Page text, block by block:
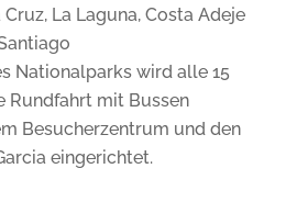
La Laguna, Costa Adeje
Nationalparks wird alle 15
Rundfahrt mit Bussen
Besucherzentrum und den
eingerichtet.